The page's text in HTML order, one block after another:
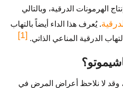
الهرمونات الدرقية، وبالتالي
. يُعرف هذا الداء أيضاً بالتهاب
الدرقية المناعي الذاتي. [1]
وقد لا نلاحظ أعراض المرض في